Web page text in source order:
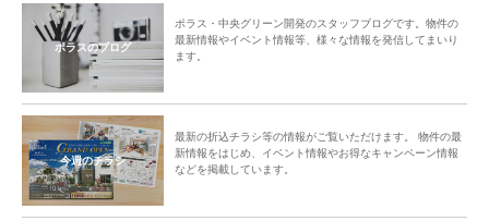
ポラスのブログ
ポラス・中央グリーン開発のスタッフブログです。物件の
最新情報やイベント情報等、様々な情報を発信してまいり
ます。
今週のチラシ
最新の折込チラシ等の情報がご覧いただけます。 物件の最
新情報をはじめ、イベント情報やお得なキャンペーン情報
などを掲載しています。